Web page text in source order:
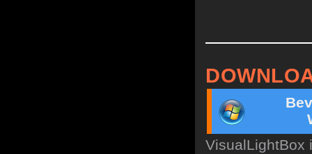
VisualLightBox